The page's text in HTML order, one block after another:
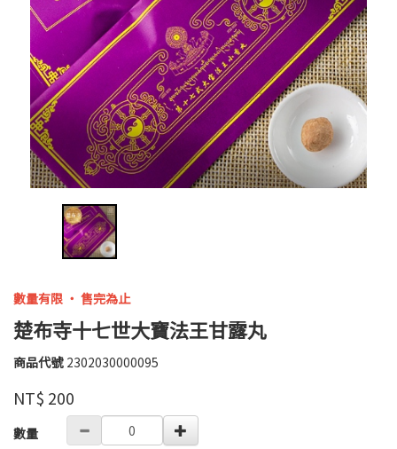
數量有限 ‧ 售完為止
楚布寺十七世大寶法王甘露丸
商品代號 2302030000095
2302030000095
品牌
高
婉
瑜
NT$ 200
GOODS000000000000003857456
數量